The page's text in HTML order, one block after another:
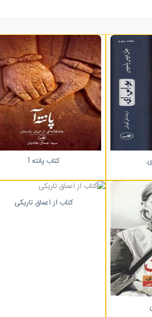
کتاب پانته آ
کتاب از اعماق تاریکی